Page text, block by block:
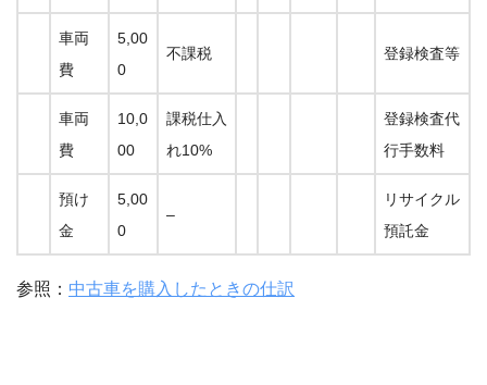
車両
費
5,00
0
不課税 登録検査等
車両
費
10,0
00
課税仕入
れ10%
登録検査代
行手数料
預け
金
5,00
0
–
リサイクル
預託金
参照： 中古車を購入したときの仕訳